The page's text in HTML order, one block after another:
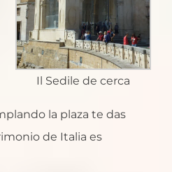
Il Sedile de cerca
la plaza te das
de Italia es